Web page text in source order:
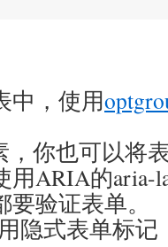
中，使用
，你也可以将
ARIA的aria-
验证表单。
隐式表单标